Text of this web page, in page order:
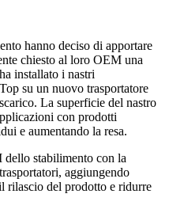
hanno deciso di apportare
chiesto al loro OEM una
installato i nastri
su un nuovo trasportatore
La superficie del nastro
con prodotti
e aumentando la resa.
stabilimento con la
aggiungendo
rilascio del prodotto e ridurre